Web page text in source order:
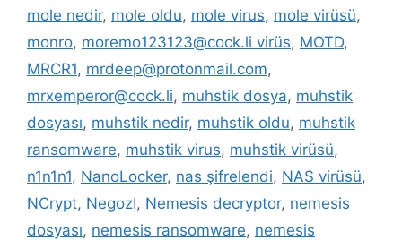
mole nedir, mole oldu, mole virus, mole virüsü,
monro, moremo123123@cock.li virüs, MOTD,
MRCR1, mrdeep@protonmail.com,
mrxemperor@cock.li, muhstik dosya, muhstik
dosyası, muhstik nedir, muhstik oldu, muhstik
ransomware, muhstik virus, muhstik virüsü,
n1n1n1, NanoLocker, nas şifrelendi, NAS virüsü,
NCrypt, NegozI, Nemesis decryptor, nemesis
dosyası, nemesis ransomware, nemesis